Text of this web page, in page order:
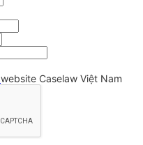
website Caselaw Việt Nam